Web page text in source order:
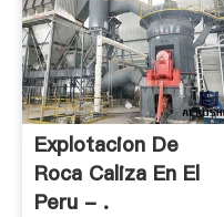
Explotacion De
Roca Caliza En El
Peru - .